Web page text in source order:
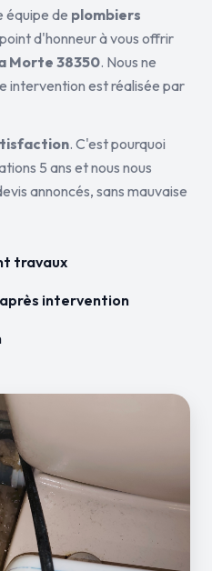
équipe de plombiers
d'honneur à vous offrir
Morte 38350. Nous ne
intervention est réalisée par
. C'est pourquoi
5 ans et nous nous
annoncés, sans mauvaise
travaux
intervention